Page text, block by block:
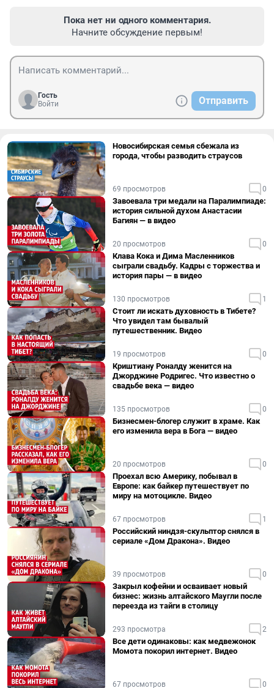
Пока нет ни одного комментария.
Начните обсуждение первым!
Гость
Войти
Отправить
Новосибирская семья сбежала из
города, чтобы разводить страусов
69 просмотров 0
Завоевала три медали на Паралимпиаде:
история сильной духом Анастасии
Багиян — в видео
20 просмотров 0
Клава Кока и Дима Масленников
сыграли свадьбу. Кадры с торжества и
история пары — в видео
130 просмотров 1
Стоит ли искать духовность в Тибете?
Что увидел там бывалый
путешественник. Видео
19 просмотров 0
Криштиану Роналду женится на
Джорджине Родригес. Что известно о
свадьбе века — видео
135 просмотров 0
Бизнесмен-блогер служит в храме. Как
его изменила вера в Бога — видео
20 просмотров 0
Проехал всю Америку, побывал в
Европе: как байкер путешествует по
миру на мотоцикле. Видео
67 просмотров 1
Российский ниндзя-скульптор снялся в
сериале «Дом Дракона». Видео
39 просмотров 0
Закрыл кофейни и осваивает новый
бизнес: жизнь алтайского Маугли после
переезда из тайги в столицу
293 просмотра 2
Все дети одинаковы: как медвежонок
Момота покорил интернет. Видео
67 просмотров 0